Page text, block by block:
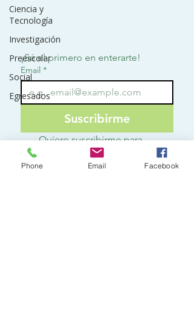
Ciencia y
Tecnología
Investigación
Preescolar
Social
Egresados
¡Sé el primero en enterarte!
Email *
Suscribirme
Quiero suscribirme para
recibir notificaciones.
Phone Email Facebook